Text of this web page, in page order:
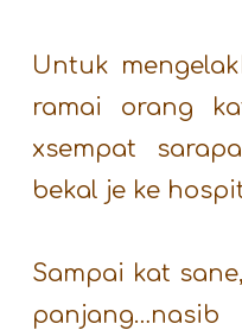
Untuk
ramai orang
xsempat
bekal je ke
Sampai kat